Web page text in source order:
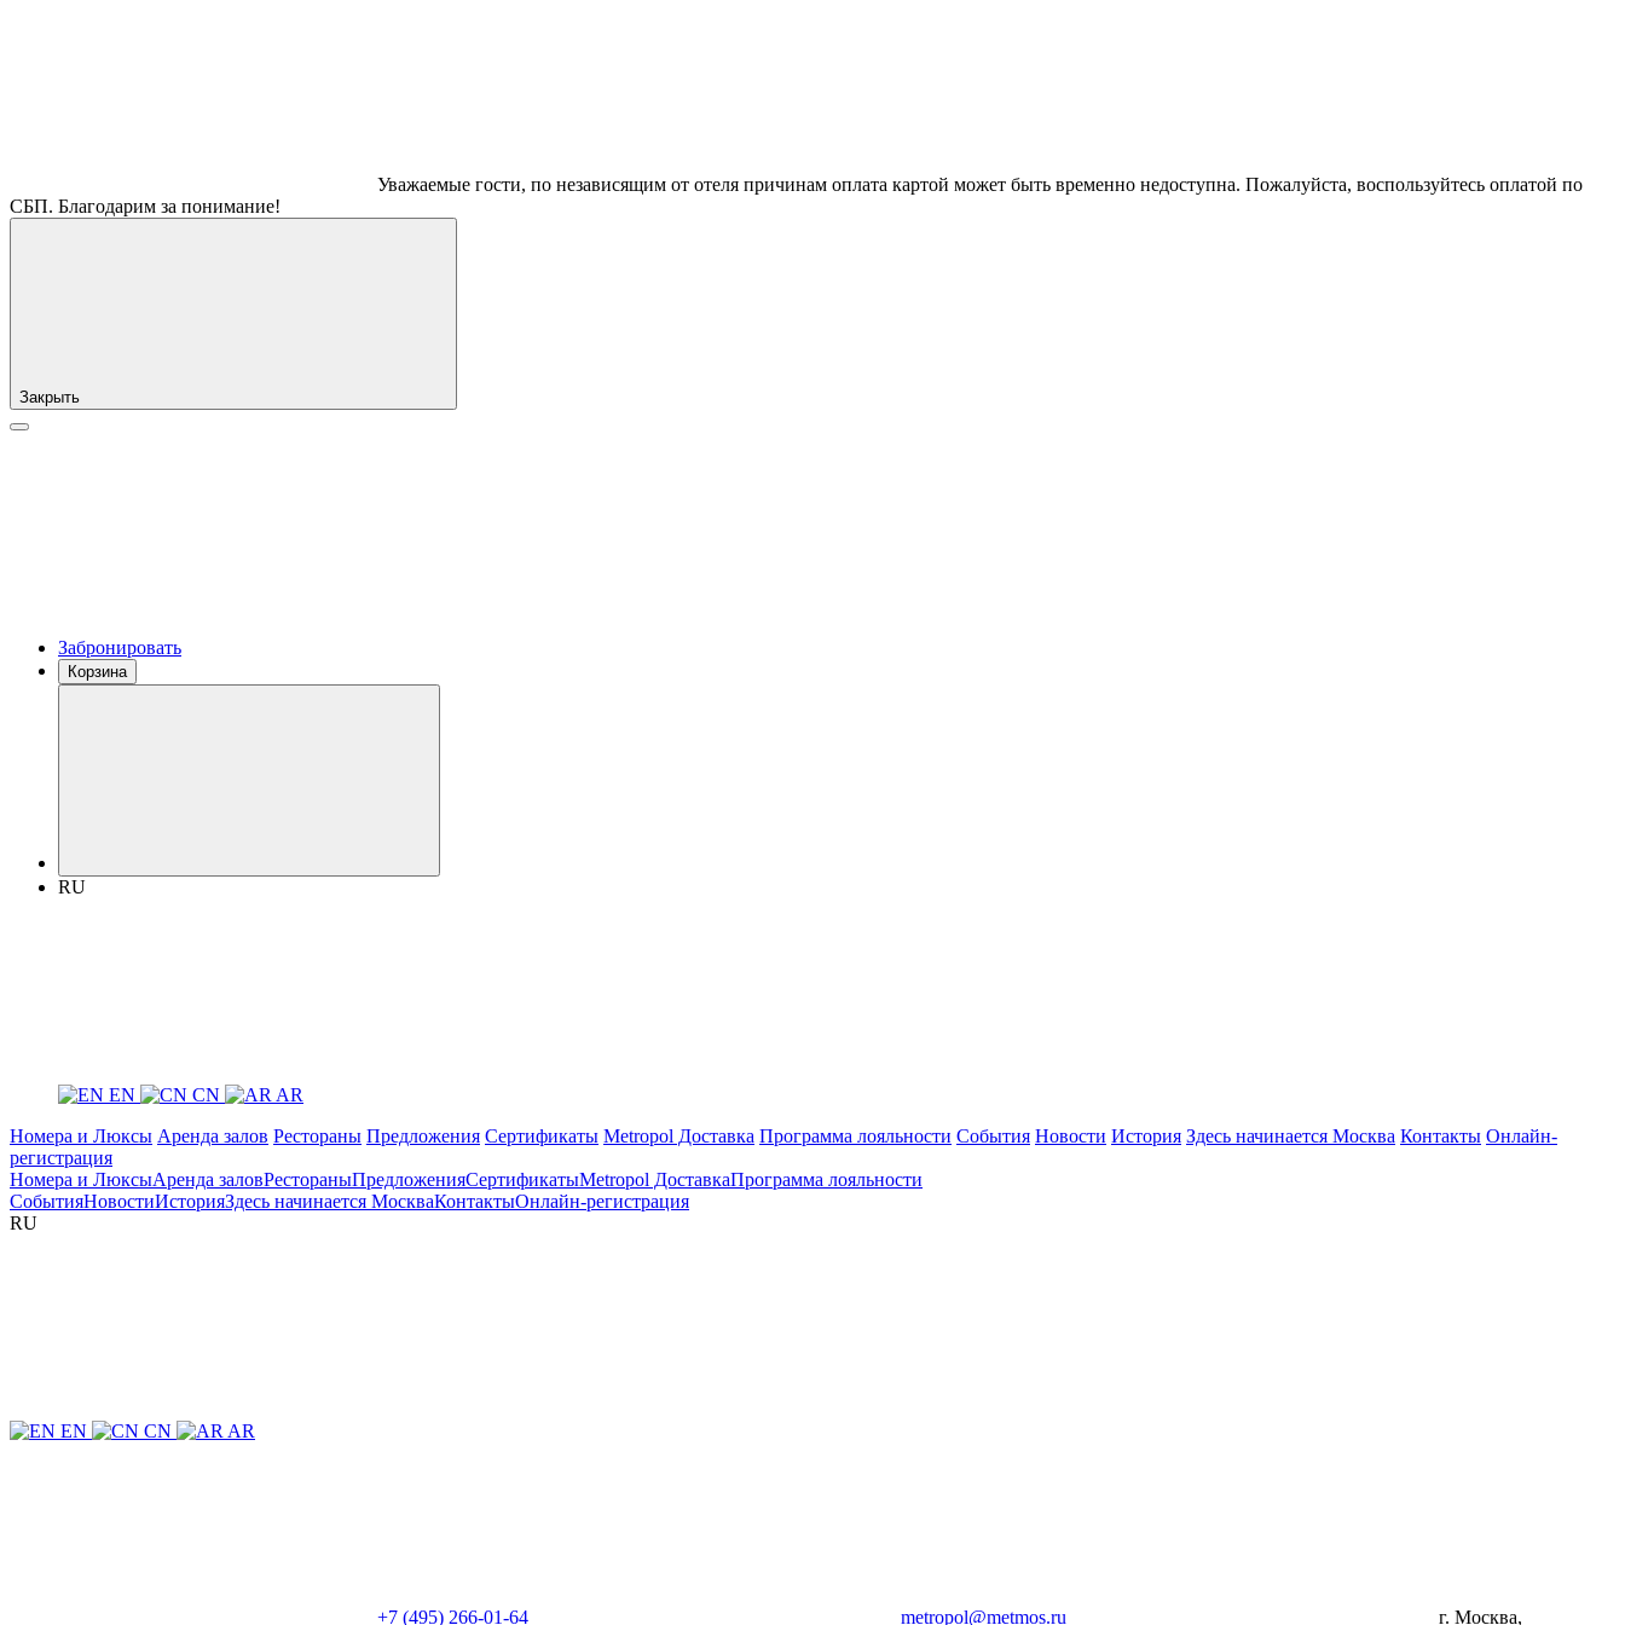
Уважаемые гости, по независящим от отеля причинам оплата картой может быть временно недоступна. Пожалуйста, воспользуйтесь оплатой по
СБП. Благодарим за понимание!
Закрыть
Забронировать
Корзина
RU
EN CN
AR
Номера и Люксы Аренда залов Рестораны Предложения Сертификаты Metropol Доставка Программа лояльности События Новости История Здесь начинается Москва Контакты Онлайн-
регистрация
Номера и ЛюксыАренда заловРестораныПредложенияСертификатыMetropol ДоставкаПрограмма лояльности
СобытияНовостиИсторияЗдесь начинается МоскваКонтактыОнлайн-регистрация
RU
EN CN AR
+7 (495) 266-01-64 metropol@metmos.ru г. Москва,